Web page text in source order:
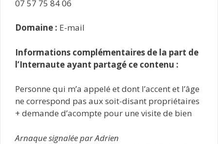
07 57 75 84 06
Domaine : E-mail
Informations complémentaires de la part de
l’Internaute ayant partagé ce contenu :
Personne qui m’a appelé et dont l’accent et l’âge
ne correspond pas aux soit-disant propriétaires
+ demande d’acompte pour une visite de bien
Arnaque signalée par Adrien